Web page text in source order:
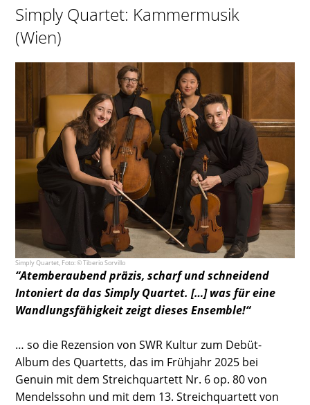
Simply Quartet: Kammermusik
(Wien)
Simply Quartet, Foto: © Tiberio Sorvillo
“Atemberaubend präzis, scharf und schneidend
Intoniert da das Simply Quartet. […] was für eine
Wandlungsfähigkeit zeigt dieses Ensemble!“
… so die Rezension von SWR Kultur zum Debüt-
Album des Quartetts, das im Frühjahr 2025 bei
Genuin mit dem Streichquartett Nr. 6 op. 80 von
Mendelssohn und mit dem 13. Streichquartett von